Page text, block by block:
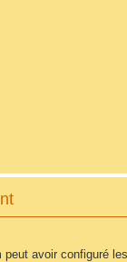
avoir configuré